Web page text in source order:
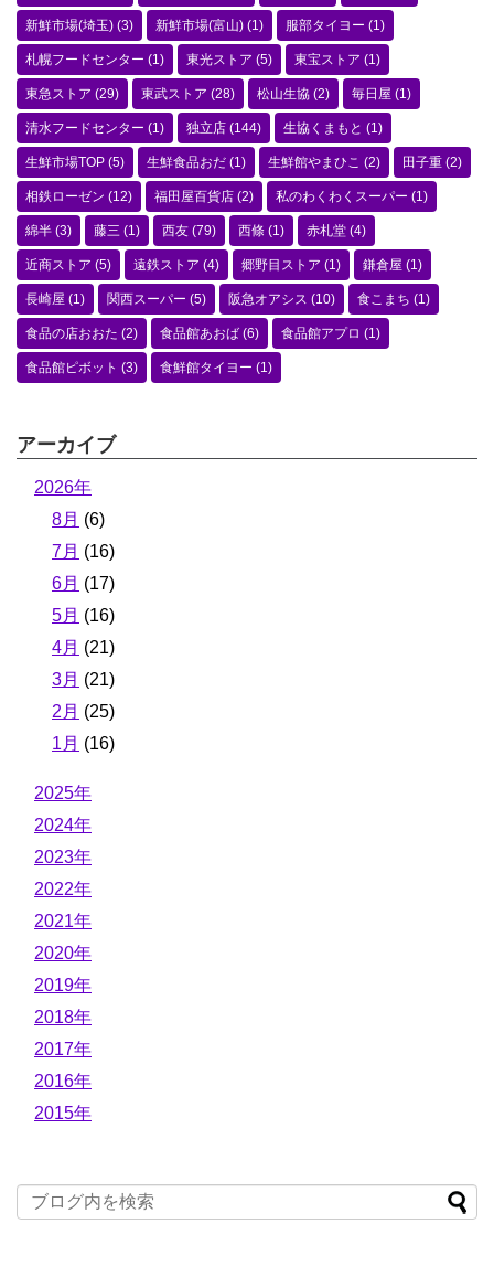
新鮮市場(埼玉) (3) 新鮮市場(富山) (1) 服部タイヨー (1)
札幌フードセンター (1) 東光ストア (5) 東宝ストア (1)
東急ストア (29) 東武ストア (28) 松山生協 (2) 毎日屋 (1)
清水フードセンター (1) 独立店 (144) 生協くまもと (1)
生鮮市場TOP (5) 生鮮食品おだ (1) 生鮮館やまひこ (2) 田子重 (2)
相鉄ローゼン (12) 福田屋百貨店 (2) 私のわくわくスーパー (1)
綿半 (3) 藤三 (1) 西友 (79) 西條 (1) 赤札堂 (4)
近商ストア (5) 遠鉄ストア (4) 郷野目ストア (1) 鎌倉屋 (1)
長崎屋 (1) 関西スーパー (5) 阪急オアシス (10) 食こまち (1)
食品の店おおた (2) 食品館あおば (6) 食品館アプロ (1)
食品館ピボット (3) 食鮮館タイヨー (1)
アーカイブ
2026年
8月 (6)
7月 (16)
6月 (17)
5月 (16)
4月 (21)
3月 (21)
2月 (25)
1月 (16)
2025年
2024年
2023年
2022年
2021年
2020年
2019年
2018年
2017年
2016年
2015年